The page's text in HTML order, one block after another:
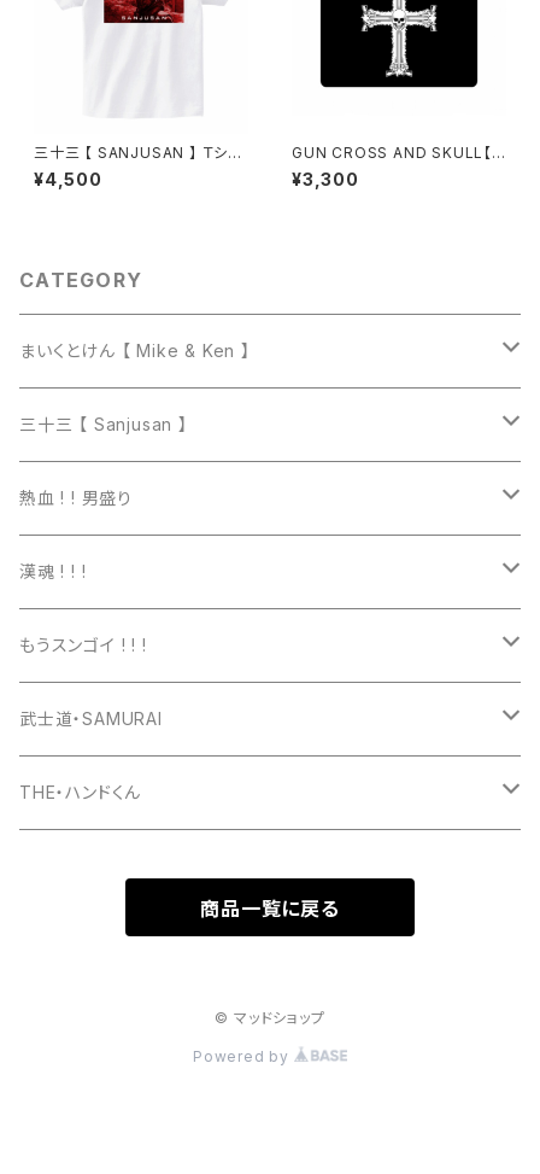
三十三 【 SANJUSAN 】 Ｔシャ
ツ・壱（ホワイト）
¥4,500
GUN CROSS AND SKULL【マ
ウスパッド】弐
¥3,300
CATEGORY
まいくとけん 【 Mike & Ken 】
マグカップ
トートバッグ
三十三 【 Sanjusan 】
Tシャツ
長袖Ｔシャツ
パーカー
ワッペン
マグカップ
熱血 ! ! 男盛り
Tシャツ
長袖Tシャツ
スウェット
パーカー
漢魂 ! ! !
Tシャツ
パーカー
スマホケース
もうスンゴイ ! ! !
Tシャツ
長袖Ｔシャツ
武士道・SAMURAI
Tシャツ
THE・ハンドくん
商品一覧に戻る
© マッドショップ
Powered by